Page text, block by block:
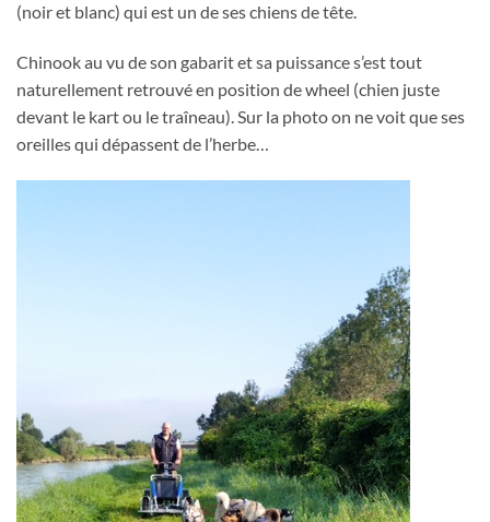
(noir et blanc) qui est un de ses chiens de tête.
Chinook au vu de son gabarit et sa puissance s’est tout
naturellement retrouvé en position de wheel (chien juste
devant le kart ou le traîneau). Sur la photo on ne voit que ses
oreilles qui dépassent de l’herbe…